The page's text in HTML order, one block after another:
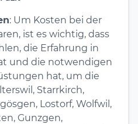
: Um Kosten bei der
ist es wichtig, dass
die Erfahrung in
und die notwendigen
hat, um die
Starrkirch,
Lostorf, Wolfwil,
Gunzgen,